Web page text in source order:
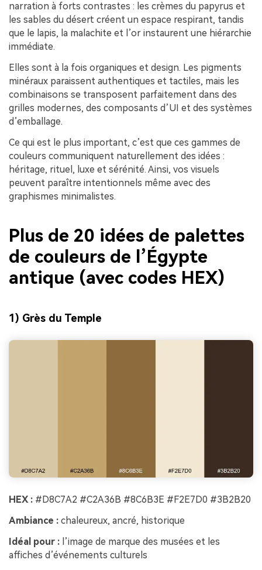
narration à forts contrastes : les crèmes du papyrus et
les sables du désert créent un espace respirant, tandis
que le lapis, la malachite et l’or instaurent une hiérarchie
immédiate.
Elles sont à la fois organiques et design. Les pigments
minéraux paraissent authentiques et tactiles, mais les
combinaisons se transposent parfaitement dans des
grilles modernes, des composants d’UI et des systèmes
d’emballage.
Ce qui est le plus important, c’est que ces gammes de
couleurs communiquent naturellement des idées :
héritage, rituel, luxe et sérénité. Ainsi, vos visuels
peuvent paraître intentionnels même avec des
graphismes minimalistes.
Plus de 20 idées de palettes
de couleurs de l’Égypte
antique (avec codes HEX)
1) Grès du Temple
HEX : #D8C7A2 #C2A36B #8C6B3E #F2E7D0 #3B2B20
Ambiance : chaleureux, ancré, historique
Idéal pour : l’image de marque des musées et les
affiches d’événements culturels